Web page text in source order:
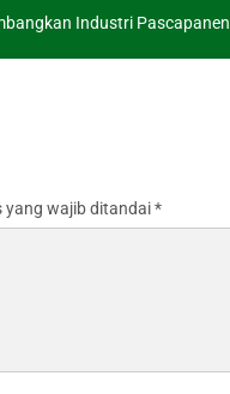
Industri Pascapanen
yang wajib ditandai*